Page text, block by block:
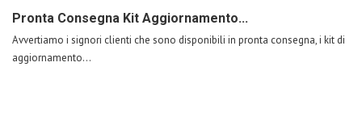
Pronta Consegna Kit Aggiornamento...
Avvertiamo i signori clienti che sono disponibili in pronta consegna, i kit di
aggiornamento...